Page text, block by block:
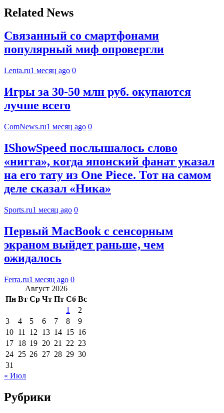
Related News
Связанный со смартфонами
популярный миф опровергли
Lenta.ru1 месяц ago 0
Игры за 30-50 млн руб. окупаются
лучше всего
ComNews.ru1 месяц ago 0
IShowSpeed послышалось слово
«нигга», когда японский фанат указал
на его тату из One Piece. Тот на самом
деле сказал «Ника»
Sports.ru1 месяц ago 0
Первый MacBook с сенсорным
экраном выйдет раньше, чем
ожидалось
Ferra.ru1 месяц ago 0
Август 2026
Пн Вт Ср Чт Пт Сб Вс
1
2
3
4 5 6 7 8
9
10 11 12 13 14 15 16
17 18 19 20 21 22 23
24 25 26 27 28 29 30
31
« Июл
Рубрики